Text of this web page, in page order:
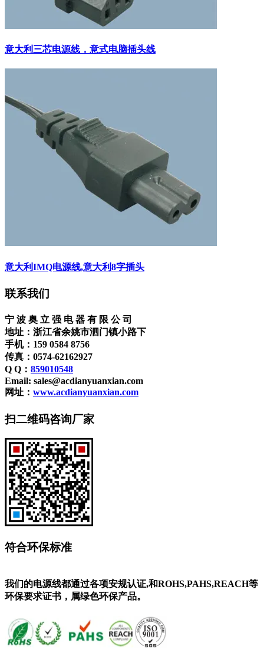
意大利三芯电源线，意式电脑插头线
意大利IMQ电源线,意大利8字插头
联系我们
宁 波 奥 立 强 电 器 有 限 公 司
地址：浙江省余姚市泗门镇小路下
手机：159 0584 8756
传真：0574-62162927
Q Q： 859010548
Email: sales@acdianyuanxian.com
网址： www.acdianyuanxian.com
扫二维码咨询厂家
符合环保标准
我们的电源线都通过各项安规认证,和ROHS,PAHS,REACH等
环保要求证书，属绿色环保产品。